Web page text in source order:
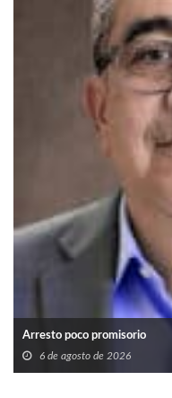
Arresto poco promisorio
6 de agosto de 2026